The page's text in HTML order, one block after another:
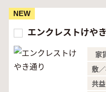
エンクレストけや
NEW
家
敷
共